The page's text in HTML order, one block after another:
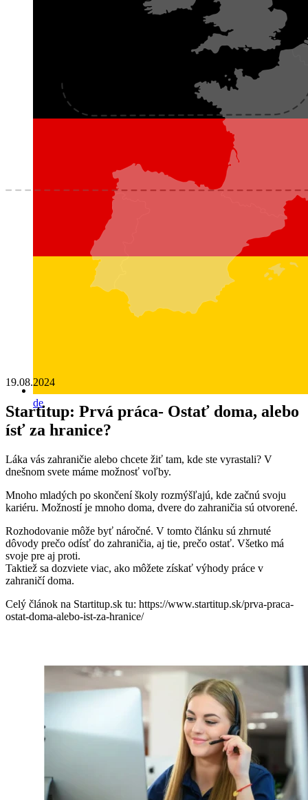
de
19.08.2024
Startitup: Prvá práca- Ostať doma, alebo
ísť za hranice?
Láka vás zahraničie alebo chcete žiť tam, kde ste vyrastali? V
dnešnom svete máme možnosť voľby.
Mnoho mladých po skončení školy rozmýšľajú, kde začnú svoju
kariéru. Možností je mnoho doma, dvere do zahraničia sú otvorené.
Rozhodovanie môže byť náročné. V tomto článku sú zhrnuté
dôvody prečo odísť do zahraničia, aj tie, prečo ostať. Všetko má
svoje pre aj proti.
Taktiež sa dozviete viac, ako môžete získať výhody práce v
zahraničí doma.
Celý článok na Startitup.sk tu: https://www.startitup.sk/prva-praca-
ostat-doma-alebo-ist-za-hranice/